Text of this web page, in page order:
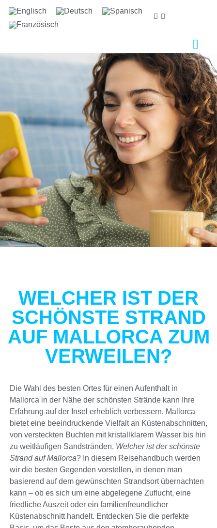
WELCHER IST DER
SCHÖNSTE STRAND
AUF MALLORCA ZUM
VERWEILEN?
Die Wahl des besten Ortes für einen Aufenthalt in
Mallorca in der Nähe der schönsten Strände kann Ihre
Erfahrung auf der Insel erheblich verbessern. Mallorca
bietet eine beeindruckende Vielfalt an Küstenabschnitten,
von versteckten Buchten mit kristallklarem Wasser bis hin
zu weitläufigen Sandstränden. Welcher ist der schönste
Strand auf Mallorca? In diesem Reisehandbuch werden
wir die besten Gegenden vorstellen, in denen man
basierend auf dem gewünschten Strandsort übernachten
kann – ob es sich um eine abgelegene Zuflucht, eine
friedliche Auszeit oder ein familienfreundlicher
Küstenabschnitt handelt. Entdecken Sie die perfekte
Wir sorgen uns um ihre privatsphäre
Wir verwenden Cookies, die für das ordnungsgemäße
Funktionieren dieser Website unbedingt erforderlich
sind, sowie Cookies, die der Verbesserung und
individuellen Gestaltung dieser Website dienen, um
statistische Analysen durchzuführen und Ihnen auf Ihre
Interessen abgestimmte Werbung zukommen zu
lassen. Sie können alle nicht notwendigen Cookies
akzeptieren oder ablehnen, indem Sie auf die
entsprechende Schaltfläche "Alle akzeptieren" oder
"Ablehnen" klicken, oder sie nach Ihren Wünschen
konfigurieren, indem Sie auf die Schaltfläche
"Einstellen" klicken. Für weitere Informationen
besuchen Sie bitte unsere Cookie-Richtlinie.
Einstellen Ablehnen Alle akzeptieren